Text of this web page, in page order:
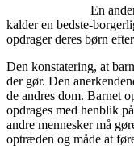
En anden
kalder en bedste-
opdrager deres børn
Den konstatering, at
der gør. Den
de andres dom. Barnet
opdrages med henblik
andre mennesker må
optræden og måde at